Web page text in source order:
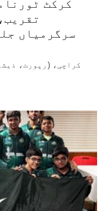
کرکٹ
سرگرمیاں
کراچی، (رپورٹ،